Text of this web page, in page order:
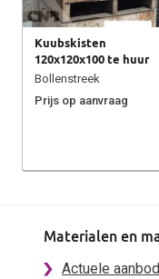
Kuubskisten
120x120x100 te huur
Bollenstreek
Prijs op aanvraag
Materialen en
Actuele aanbod